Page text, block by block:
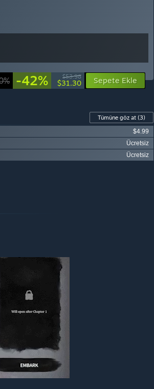
-42% $53.98
$31.30 Sepete Ekle
Tümüne göz at (3)
$4.99
Ücretsiz
Ücretsiz